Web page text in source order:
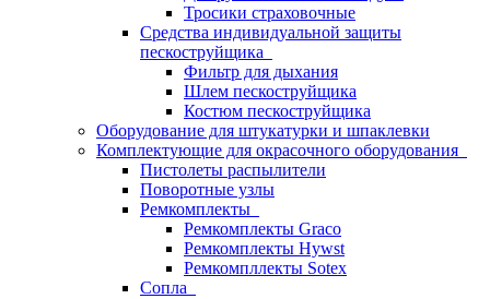
Тросики страховочные
Средства индивидуальной защиты
пескоструйщика
Фильтр для дыхания
Шлем пескоструйщика
Костюм пескоструйщика
Оборудование для штукатурки и шпаклевки
Комплектующие для окрасочного оборудования
Пистолеты распылители
Поворотные узлы
Ремкомплекты
Ремкомплекты Graco
Ремкомплекты Hywst
Ремкомпллекты Sotex
Сопла